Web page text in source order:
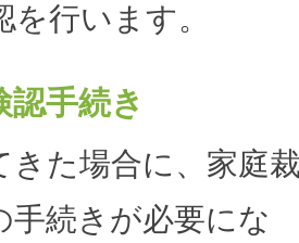
行います。
認手続き
きた場合に、家庭
手続きが必要にな